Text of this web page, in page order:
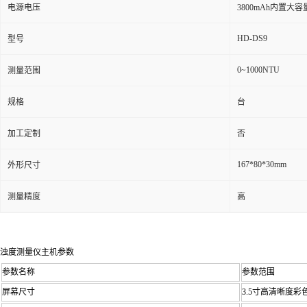
电源电压 3800mAh内置大容
型号 HD-DS9
测量范围 0~1000NTU
规格 台
加工定制 否
外形尺寸 167*80*30mm
测量精度 高
浊度测量仪主机参数
参数名称 参数范围
屏幕尺寸 3.5寸高清晰度彩